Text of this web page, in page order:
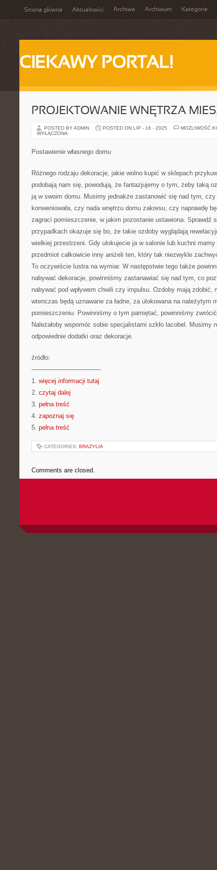
Strona główna Aktualności Archiwa Archiwum Kategorie
CIEKAWY PORTAL!
PROJEKTOWANIE WNĘTRZA
POSTED BY ADMIN POSTED ON LIP - 16 - 2025
MOŻLIWOŚĆ
WYŁĄCZONA
Postawienie własnego domu
Różnego rodzaju dekoracje, jakie wolno kupić w sklepach
podobają nam się, powodują, że fantazjujemy o tym, żeby taką
ją w swoim domu. Musimy jednakże zastanowić się nad tym, czy
konweniowała, czy nada wnętrzu domu zakresu, czy naprawdę
zagraci pomieszczenie, w jakim pozostanie ustawiona. Sprawdź
przypadkach okazuje się bo, że takie ozdoby wyglądają
wielkiej przestrzeni. Gdy ulokujecie ja w salonie lub kuchni
przedmiot całkowicie inny aniżeli ten, który tak niezwykle
To oczywiście lustra na wymiar. W następstwie tego także
nabywać dekoracje, powinniśmy zastanawiać się nad tym, co
nabywać pod wpływem chwili czy impulsu. Ozdoby mają zdobić,
wtenczas będą uznawane za ładne, za ulokowana na należytym
pomieszczeniu. Powinniśmy o tym pamiętać, powinniśmy
Należałoby wspomóc sobie specjalistami szkło lacobel. Musimy
odpowiednie dodatki oraz dekoracje.
źródło:
———————————
1. więcej informacji tutaj
2. czytaj dalej
3. pełna treść
4. zapoznaj się
5. pełna treść
CATEGORIES: BRAZYLIA
Comments are closed.